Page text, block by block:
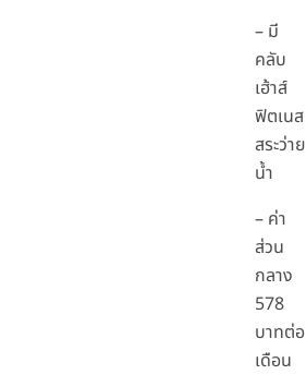
– มี
คลับ
เฮ้าส์
ฟิตเนส
สระว่าย
น้ำ
– ค่า
ส่วน
กลาง
578
บาทต่อ
เดือน